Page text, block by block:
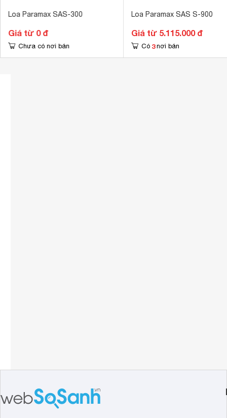
Loa Paramax SAS-300
Giá từ 0 đ
Chưa có nơi bán
Loa Paramax SAS S-900
Giá từ 5.115.000 đ
Có 3 nơi bán